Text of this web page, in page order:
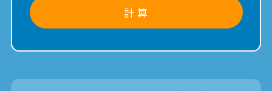
計 算